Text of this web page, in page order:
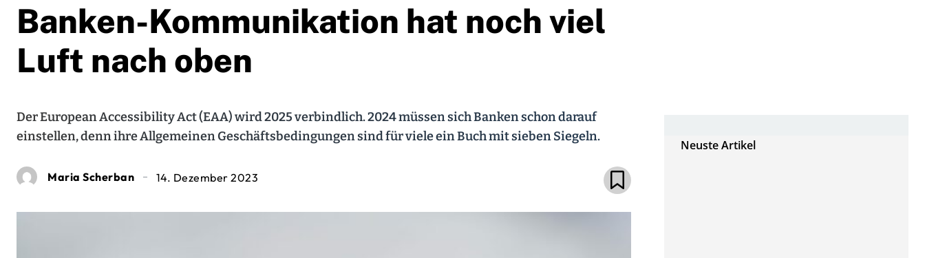
Banken-Kommunikation hat noch viel
Luft nach oben
Der European Accessibility Act (EAA) wird 2025 verbindlich. 2024 müssen sich Banken schon darauf
einstellen, denn ihre Allgemeinen Geschäftsbedingungen sind für viele ein Buch mit sieben Siegeln.
Maria Scherban 14. Dezember 2023
Neuste Artikel